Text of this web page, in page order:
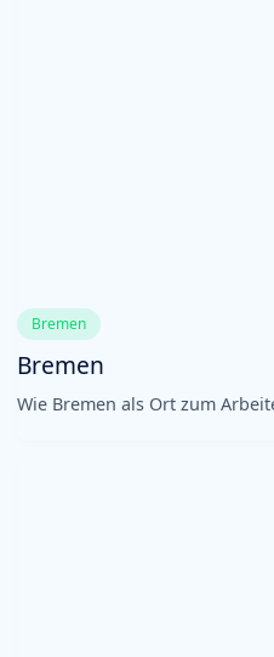
Bremen
Bremen
Wie Bremen als Ort zum